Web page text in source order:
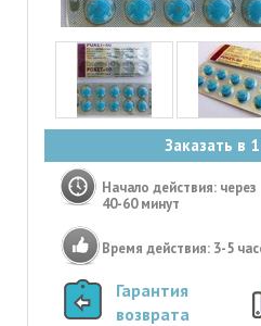
Заказать в
Начало действия: через
40-60 минут
Время действия: 3-5
Гарантия
возврата